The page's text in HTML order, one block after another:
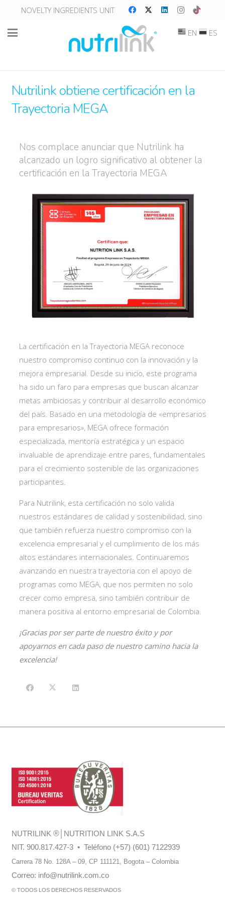
NOVELTY INGREDIENTS UNIT
EN ES
Nutrilink obtiene certificación en la
Trayectoria MEGA
Nos complace anunciar que Nutrilink ha
alcanzado un logro significativo al obtener la
certificación en la Trayectoria MEGA
La certificación en la Trayectoria MEGA reconoce
nuestro compromiso continuo con la innovación y la
mejora empresarial. Desde su inicio, este programa
ha sido un faro para empresas que buscan alcanzar
metas ambiciosas y contribuir al desarrollo económico
del país. Basado en una metodología de «empresarios
para empresarios», MEGA ofrece formación
especializada, mentoría estratégica y un espacio
invaluable de aprendizaje entre pares, fundamentales
para el crecimiento sostenible de las organizaciones
participantes.
Para Nutrilink, esta certificación no solo valida
nuestros estándares de calidad y sostenibilidad, sino
que también refuerza nuestro compromiso con la
excelencia empresarial y el cumplimiento de los más
altos estándares internacionales. Continuaremos
avanzando en nuestra trayectoria con el apoyo de
programas como MEGA, que nos permiten no solo
crecer como empresa, sino también contribuir de
manera positiva al entorno empresarial de Colombia.
¡Gracias por ser parte de nuestro éxito y por
apoyarnos en cada paso de nuestro camino hacia la
excelencia!
NUTRILINK ®│NUTRITION LINK S.A.S
NIT. 900.817.427-3 • Teléfono (+57) (601) 7122939
Carrera 78 No. 128A – 09, CP 111121, Bogota – Colombia
Correo: info@nutrilink.com.co
© TODOS LOS DERECHOS RESERVADOS